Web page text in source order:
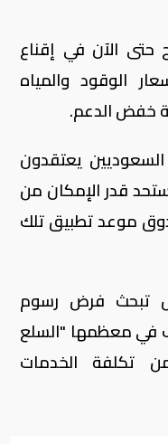
حتى الآن في إقناع
الوقود والمياه
خفض الدعم.
يعتقدون
قدر الإمكان من
موعد تطبيق تلك
تبحث فرض رسوم
في معظمها "السلع
تكلفة الخدمات